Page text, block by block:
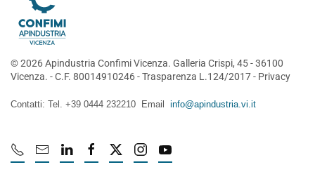
©2026Apindustria Confimi Vicenza. Galleria Crispi, 45 - 36100
Vicenza. - C.F. 80014910246 -Trasparenza L.124/2017- Privacy
Contatti: Tel. +39 0444 232210 Email info@apindustria.vi.it